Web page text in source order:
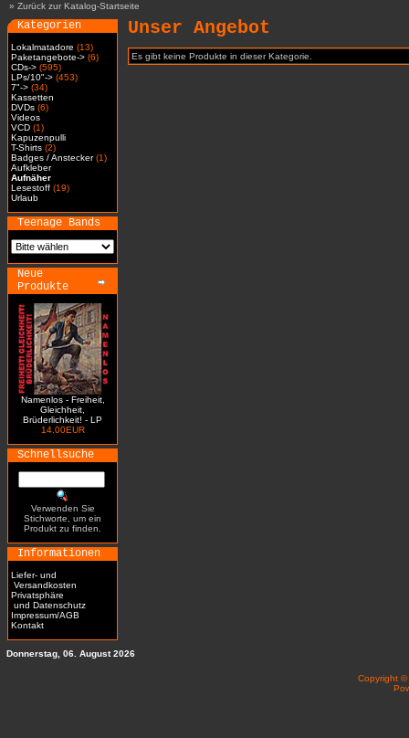
» Zurück zur Katalog-Startseite
Kategorien
Lokalmatadore (13)
Paketangebote-> (6)
CDs-> (595)
LPs/10"-> (453)
7"-> (34)
Kassetten
DVDs (6)
Videos
VCD (1)
Kapuzenpulli
T-Shirts (2)
Badges / Anstecker(1)
Aufkleber
Aufnäher
Lesestoff (19)
Urlaub
Teenage Bands
Neue
Produkte
Namenlos - Freiheit,
Gleichheit,
Brüderlichkeit! - LP
14.00EUR
Schnellsuche
Verwenden Sie
Stichworte, um ein
Produkt zu finden.
Informationen
Liefer- und
Versandkosten
Privatsphäre
und Datenschutz
Impressum/AGB
Kontakt
Unser Angebot
Es gibt keine Produkte in dieser Kategorie.
Donnerstag, 06. August 2026
Copyright